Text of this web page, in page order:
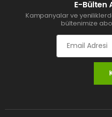
E-Bülten
Kampanyalar ve
bültenimize